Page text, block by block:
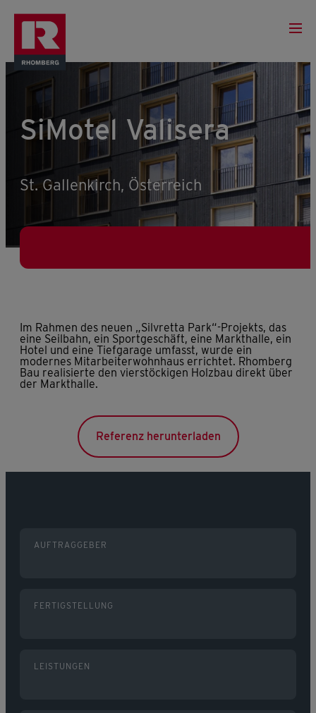
SiMotel Valisera
St. Gallenkirch, Österreich
Im Rahmen des neuen „Silvretta Park“-Projekts, das
eine Seilbahn, ein Sportgeschäft, eine Markthalle, ein
Hotel und eine Tiefgarage umfasst, wurde ein
modernes Mitarbeiterwohnhaus errichtet. Rhomberg
Bau realisierte den vierstöckigen Holzbau direkt über
der Markthalle.
Referenz herunterladen
AUFTRAGGEBER
FERTIGSTELLUNG
LEISTUNGEN